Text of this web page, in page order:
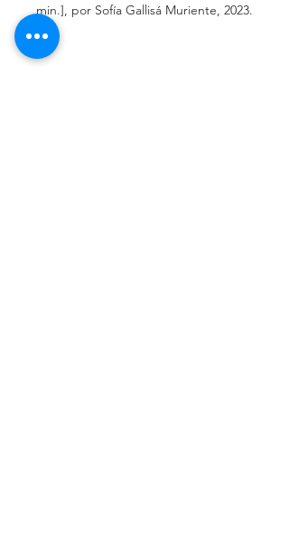
min.], por Sofía Gallisá Muriente, 2023.